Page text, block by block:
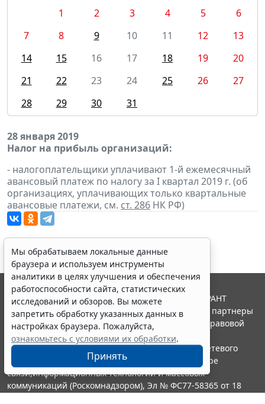
1
2 3 4 5
6
7
8 9 10 11 12
13
14
15 16 17 18 19
20
21
22 23 24 25 26
27
28
29 30 31
28 января 2019
Налог на прибыль организаций:
- налогоплательщики уплачивают 1-й ежемесячный
авансовый платеж по налогу за I квартал 2019 г. (об
организациях, уплачивающих только квартальные
авансовые платежи, см. ст. 286 НК РФ)
Мы обрабатываем локальные данные
браузера и используем инструменты
аналитики в целях улучшения и обеспечения
работоспособности сайта, статистических
исследований и обзоров. Вы можете
запретить обработку указанных данных в
настройках браузера. Пожалуйста,
ознакомьтесь с условиями их обработки.
Принять
© ООО "НПП "ГАРАНТ-СЕРВИС", 2026. Система ГАРАНТ
выпускается с 1990 года. Компания "Гарант" и ее партнеры
являются участниками Российской ассоциации правовой
информации ГАРАНТ.
Портал ГАРАНТ.РУ зарегистрирован в качестве сетевого
издания Федеральной службой по надзору в сфере
связи,информационных технологий и массовых
коммуникаций (Роскомнадзором), Эл № ФС77-58365 от 18